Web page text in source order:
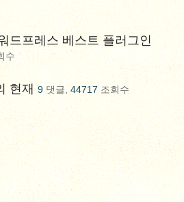
드프레스 베스트 플러그인
수
현재 9댓글, 44717조회수